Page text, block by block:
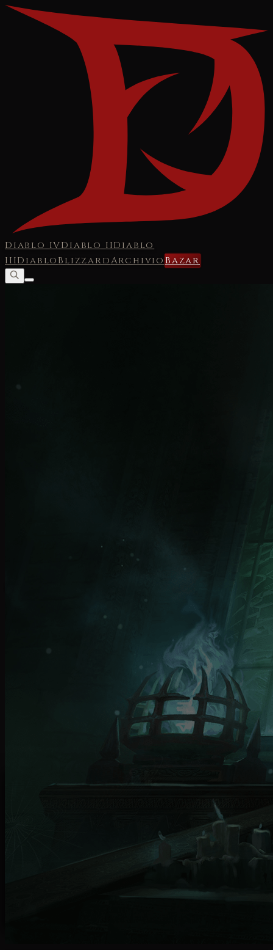
Diablo IVDiablo IIDiablo
IIIDiabloBlizzardArchivioBazar
chat
Hai chiesto e ti è stato dato! Il team è orgoglioso di
Diablo Immortal uscirà
contemporaneamente su dispositivi mobili e in
, con tanto di
cross-play e
. Abbiamo fatto di tutto per
mantenere gli elementi chiave dell'iconico sistema di
comandi di Diablo, così che tu possa sgominare
demoni dalla comodità di casa tua.